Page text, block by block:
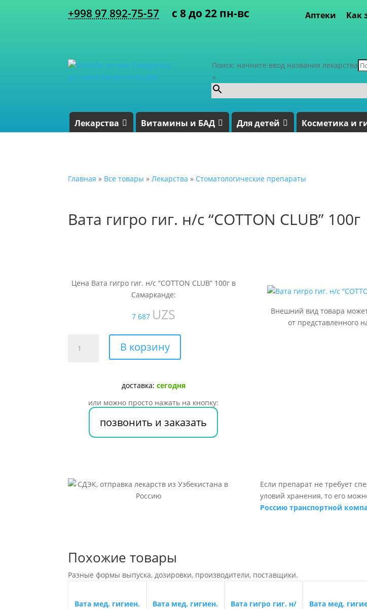
+998 97 892-75-57 с 8 до 22 пн-вс Аптеки Как
Поиск: начните ввод названия лекарства
×
Лекарства Витамины и БАД Для детей Косметика и
Главная » Все товары » Лекарства » Стоматологические препараты
Вата гигро гиг. н/с “COTTON CLUB” 100г
Цена Вата гигро гиг. н/с “COTTON CLUB” 100г в
Самарканде:
7 687 UZS
товара
В корзину
доставка: сегодня
или можно просто нажать на кнопку:
позвонить и заказать
Внешний вид товара
от представленного
Если препарат не требует
уловий хранения, то его
Россию транспортной
Похожие товары
Разные формы выпуска, дозировки, производители, поставщики.
Вата мед. гигиен.
Вата мед. гигиен.
Вата гигро гиг. н/
Вата мед.